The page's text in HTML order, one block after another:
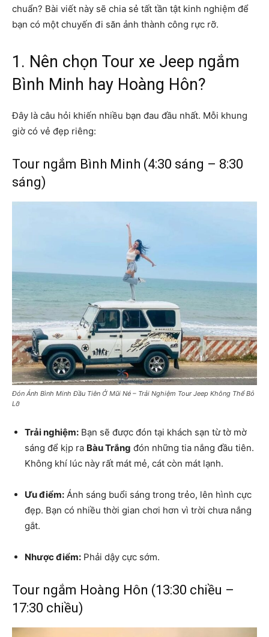
chuẩn? Bài viết này sẽ chia sẻ tất tần tật kinh nghiệm để
bạn có một chuyến đi săn ảnh thành công rực rỡ.
1. Nên chọn Tour xe Jeep ngắm
Bình Minh hay Hoàng Hôn?
Đây là câu hỏi khiến nhiều bạn đau đầu nhất. Mỗi khung
giờ có vẻ đẹp riêng:
Tour ngắm Bình Minh (4:30 sáng – 8:30
sáng)
Đón Ánh Bình Minh Đầu Tiên Ở Mũi Né – Trải Nghiệm Tour Jeep Không Thể Bỏ
Lỡ
Trải nghiệm: Bạn sẽ được đón tại khách sạn từ tờ mờ
sáng để kịp ra Bàu Trắng đón những tia nắng đầu tiên.
Không khí lúc này rất mát mẻ, cát còn mát lạnh.
Ưu điểm: Ánh sáng buổi sáng trong trẻo, lên hình cực
đẹp. Bạn có nhiều thời gian chơi hơn vì trời chưa nắng
gắt.
Nhược điểm: Phải dậy cực sớm.
Tour ngắm Hoàng Hôn (13:30 chiều –
17:30 chiều)